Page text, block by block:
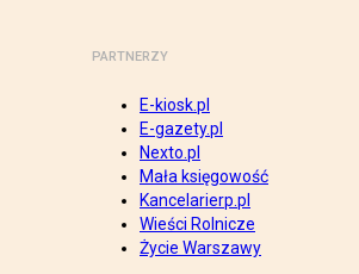
PARTNERZY
E-kiosk.pl
E-gazety.pl
Nexto.pl
Mała księgowość
Kancelarierp.pl
Wieści Rolnicze
Życie Warszawy